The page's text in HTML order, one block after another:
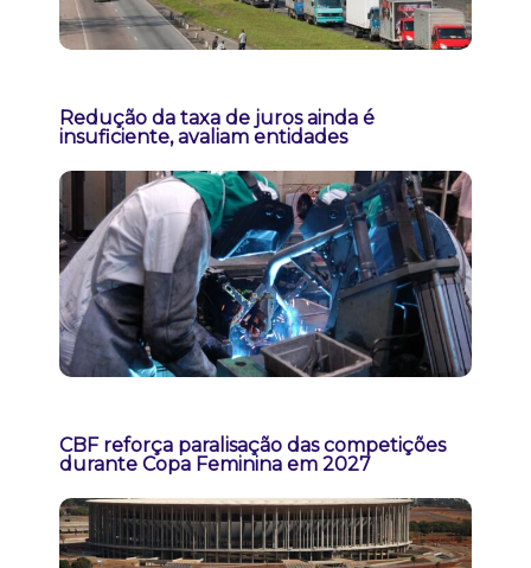
Redução da taxa de juros ainda é
insuficiente, avaliam entidades
CBF reforça paralisação das competições
durante Copa Feminina em 2027